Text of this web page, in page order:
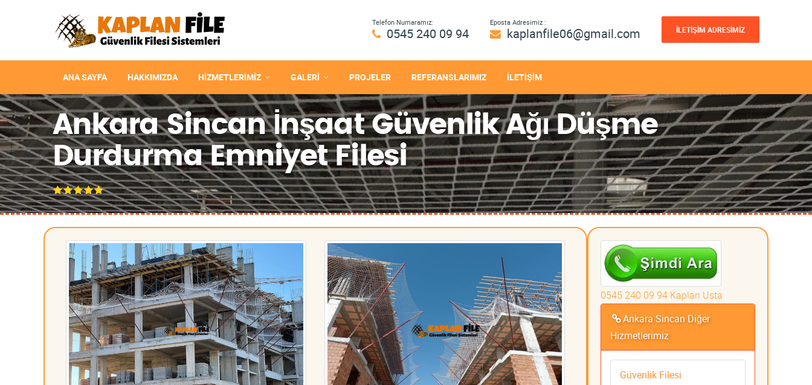
Telefon Numaramız:
0545 240 09 94
Eposta Adresimiz :
kaplanfile06@gmail.com İLETİŞİM ADRESİMİZ
ANA SAYFA HAKKIMIZDA HIZMETLERIMIZ GALERİ PROJELER REFERANSLARIMIZ İLETİŞİM
Ankara Sincan İnşaat Güvenlik Ağı Düşme
Durdurma Emniyet Filesi
0545 240 09 94 Kaplan Usta
Ankara Sincan Diğer
Hizmetlerimiz
Güvenlik Filesi